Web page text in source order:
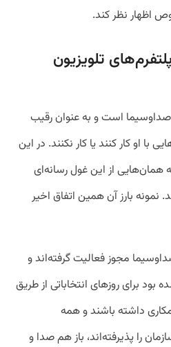
اظهار نظر کند.
تلویزیون
ناظر اصلی سرویس‌های IPTV صداوسیما است و به عنوان رقیب
او کار کنند یا کار نکنند. در این
به همان‌هایی از این غول رسانه‌ای
نمونه بارز آن همین اتفاق اخیر
مجوز فعالیت گرفته‌اند و
بود برای روزهای انتخاباتی از طریق
داشته باشند و همه
را پذیرفته‌اند، باز هم صدا و